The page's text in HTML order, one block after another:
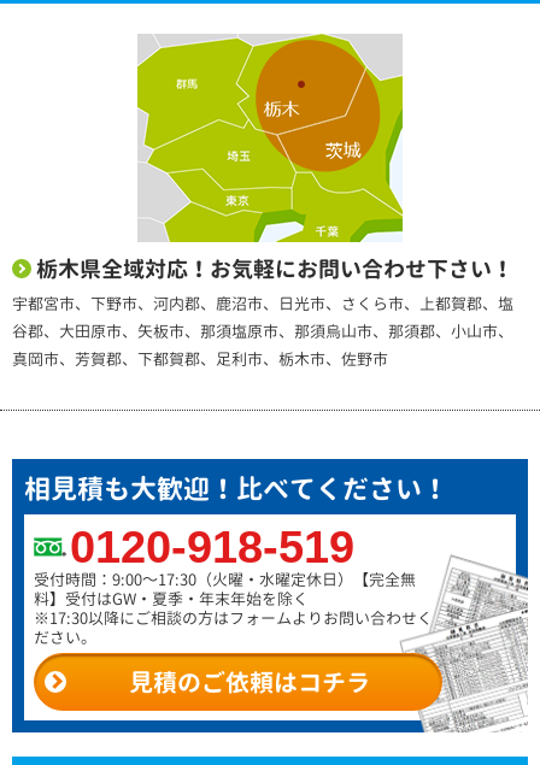
栃木県全域対応！お気軽にお問い合わせ下さい！
宇都宮市、下野市、河内郡、鹿沼市、日光市、さくら市、上都賀郡、塩
谷郡、大田原市、矢板市、那須塩原市、那須烏山市、那須郡、小山市、
真岡市、芳賀郡、下都賀郡、足利市、栃木市、佐野市
相見積も大歓迎！比べてください！
0120-918-519
受付時間：9:00～17:30（火曜・水曜定休日）
【完全無
料】受付はGW・夏季・年末年始を除く
※17:30以降にご相談の方はフォームよりお問い合わせく
ださい。
見積のご依頼はコチラ